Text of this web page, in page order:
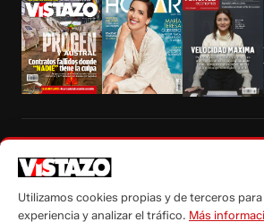
autorización escrita de su titular, de todos los
Utilizamos cookies propias y de terceros
experiencia y analizar el tráfico. Más